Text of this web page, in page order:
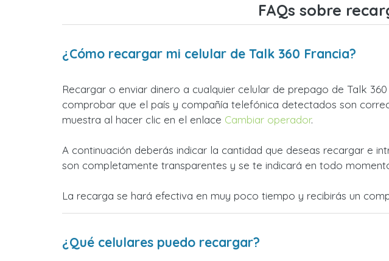
FAQs sobre
¿Cómo recargar mi celular de Talk 360 Francia?
Recargar o enviar dinero a cualquier celular de prepago de Talk
comprobar que el país y compañía telefónica detectados son
muestra al hacer clic en el enlace Cambiar operador.
A continuación deberás indicar la cantidad que deseas recargar e
son completamente transparentes y se te indicará en todo
La recarga se hará efectiva en muy poco tiempo y recibirás un
¿Qué celulares puedo recargar?